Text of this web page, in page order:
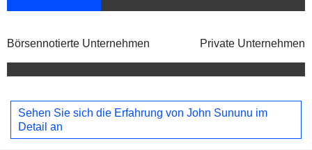
Börsennotierte Unternehmen Private Unternehmen
Sehen Sie sich die Erfahrung von John Sununu im
Detail an